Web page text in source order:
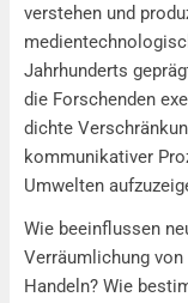
verstehen und
Jahrhunderts
die Forschenden
dichte
kommunikativer
Umwelten
Wie beeinflussen
Verräumlichung von
Handeln? Wie